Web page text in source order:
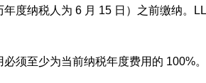
年度纳税人为 6 月 15 日）之前缴纳。
必须至少为当前纳税年度费用的 100%